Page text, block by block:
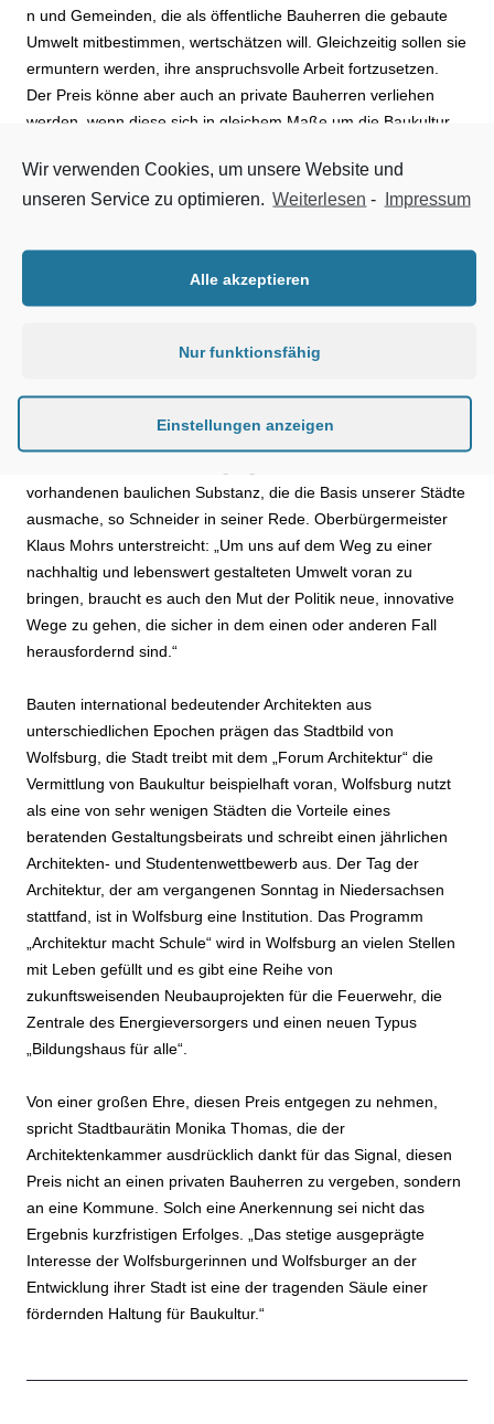
n und Gemeinden, die als öffentliche Bauherren die gebaute
Umwelt mitbestimmen, wertschätzen will. Gleichzeitig sollen sie
ermuntern werden, ihre anspruchsvolle Arbeit fortzusetzen.
Der Preis könne aber auch an private Bauherren verliehen
werden, wenn diese sich in gleichem Maße um die Baukultur
Der erstmals durch die Kammer verliehene Bauherrenpreis
städtebaulich integriert bauen, in ihren Bauprojekten nachhaltig
und umweltschonend denken, das bauliche Erbe bewahren
und baukulturelle Ansprüche formulieren – zum Wohle ihrer
mit dem Bauherrenpreis grundsätzlich dazu anregen, die
Planung ist nachhaltig, ökologisch wie ökonomisch.“ Wolfsburg
vorhandenen baulichen Substanz, die die Basis unserer Städte
ausmache, so Schneider in seiner Rede. Oberbürgermeister
Klaus Mohrs unterstreicht: „Um uns auf dem Weg zu einer
nachhaltig und lebenswert gestalteten Umwelt voran zu
bringen, braucht es auch den Mut der Politik neue, innovative
Wege zu gehen, die sicher in dem einen oder anderen Fall
herausfordernd sind.“
Bauten international bedeutender Architekten aus
unterschiedlichen Epochen prägen das Stadtbild von
Wolfsburg, die Stadt treibt mit dem „Forum Architektur“ die
Vermittlung von Baukultur beispielhaft voran, Wolfsburg nutzt
als eine von sehr wenigen Städten die Vorteile eines
beratenden Gestaltungsbeirats und schreibt einen jährlichen
Architekten- und Studentenwettbewerb aus. Der Tag der
Architektur, der am vergangenen Sonntag in Niedersachsen
stattfand, ist in Wolfsburg eine Institution. Das Programm
„Architektur macht Schule“ wird in Wolfsburg an vielen Stellen
mit Leben gefüllt und es gibt eine Reihe von
zukunftsweisenden Neubauprojekten für die Feuerwehr, die
Zentrale des Energieversorgers und einen neuen Typus
„Bildungshaus für alle“.
Von einer großen Ehre, diesen Preis entgegen zu nehmen,
spricht Stadtbaurätin Monika Thomas, die der
Architektenkammer ausdrücklich dankt für das Signal, diesen
Preis nicht an einen privaten Bauherren zu vergeben, sondern
an eine Kommune. Solch eine Anerkennung sei nicht das
Ergebnis kurzfristigen Erfolges. „Das stetige ausgeprägte
Interesse der Wolfsburgerinnen und Wolfsburger an der
Entwicklung ihrer Stadt ist eine der tragenden Säule einer
fördernden Haltung für Baukultur.“
Wir verwenden Cookies, um unsere Website und
unseren Service zu optimieren. Weiterlesen - Impressum
Alle akzeptieren
Nur funktionsfähig
Einstellungen anzeigen